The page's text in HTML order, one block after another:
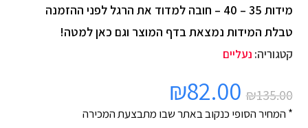
מידות 35 – 40 – חובה למדוד את הרגל לפני ההזמנה
טבלת המידות נמצאת בדף המוצר וגם כאן למטה!
קטגוריה: נעליים
₪135.00
₪82.00
* המחיר הסופי כנקוב באתר שבו מתבצעת המכירה